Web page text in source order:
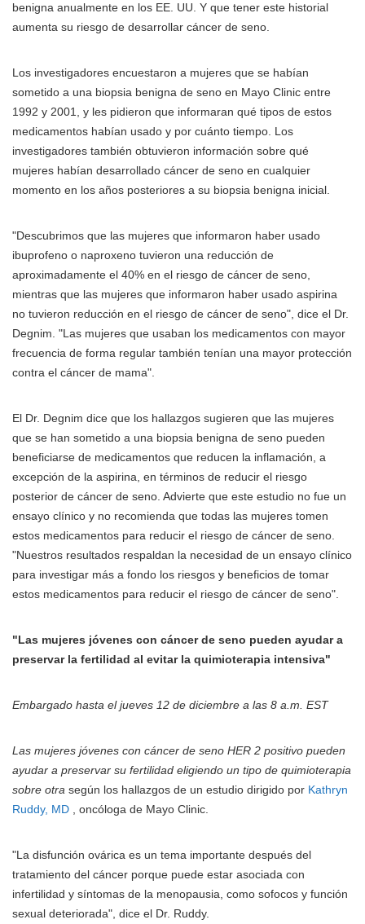
benigna anualmente en los EE. UU. Y que tener este historial
aumenta su riesgo de desarrollar cáncer de seno.
Los investigadores encuestaron a mujeres que se habían
sometido a una biopsia benigna de seno en Mayo Clinic entre
1992 y 2001, y les pidieron que informaran qué tipos de estos
medicamentos habían usado y por cuánto tiempo. Los
investigadores también obtuvieron información sobre qué
mujeres habían desarrollado cáncer de seno en cualquier
momento en los años posteriores a su biopsia benigna inicial.
"Descubrimos que las mujeres que informaron haber usado
ibuprofeno o naproxeno tuvieron una reducción de
aproximadamente el 40% en el riesgo de cáncer de seno,
mientras que las mujeres que informaron haber usado aspirina
no tuvieron reducción en el riesgo de cáncer de seno", dice el Dr.
Degnim. "Las mujeres que usaban los medicamentos con mayor
frecuencia de forma regular también tenían una mayor protección
contra el cáncer de mama".
El Dr. Degnim dice que los hallazgos sugieren que las mujeres
que se han sometido a una biopsia benigna de seno pueden
beneficiarse de medicamentos que reducen la inflamación, a
excepción de la aspirina, en términos de reducir el riesgo
posterior de cáncer de seno. Advierte que este estudio no fue un
ensayo clínico y no recomienda que todas las mujeres tomen
estos medicamentos para reducir el riesgo de cáncer de seno.
"Nuestros resultados respaldan la necesidad de un ensayo clínico
para investigar más a fondo los riesgos y beneficios de tomar
estos medicamentos para reducir el riesgo de cáncer de seno".
"Las mujeres jóvenes con cáncer de seno pueden ayudar a
preservar la fertilidad al evitar la quimioterapia intensiva"
Embargado hasta el jueves 12 de diciembre a las 8 a.m. EST
Las mujeres jóvenes con cáncer de seno HER 2 positivo pueden
ayudar a preservar su fertilidad eligiendo un tipo de quimioterapia
sobre otra según los hallazgos de un estudio dirigido por Kathryn
Ruddy, MD , oncóloga de Mayo Clinic.
"La disfunción ovárica es un tema importante después del
tratamiento del cáncer porque puede estar asociada con
infertilidad y síntomas de la menopausia, como sofocos y función
sexual deteriorada", dice el Dr. Ruddy.